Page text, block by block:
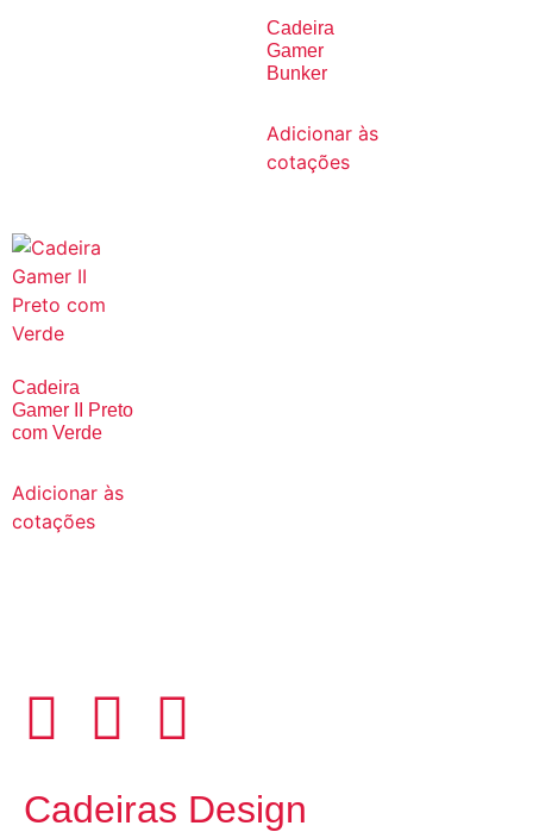
Cadeira
Gamer
Bunker
Adicionar às
cotações
Cadeira
Gamer II Preto
com Verde
Adicionar às
cotações
Cadeiras Design